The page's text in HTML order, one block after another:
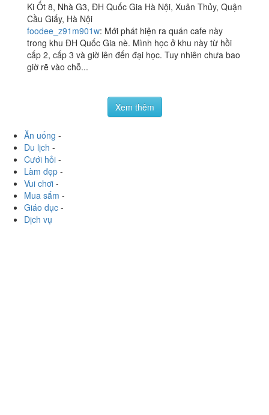
4.0/ 5Xu Xèng Coffee &
Drinks
Ki Ốt 8, Nhà G3, ĐH Quốc Gia Hà Nội, Xuân Thủy, Quận
Cầu Giấy, Hà Nội
trong khu ĐH Quốc Gia nè. Mình học ở khu này từ hồi
cấp 2, cấp 3 và giờ lên đến đại học. Tuy nhiên chưa bao
Ăn uống
Du lịch-
Cưới hỏi-
Làm đẹp